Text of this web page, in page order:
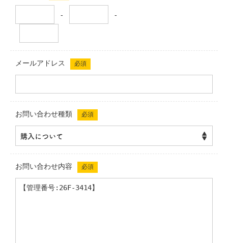
- -
メールアドレス 必須
お問い合わせ種類 必須
お問い合わせ内容 必須